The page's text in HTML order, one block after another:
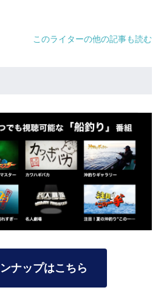
このライターの他の記事も読む
ナップはこちら